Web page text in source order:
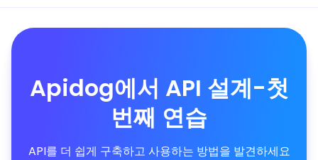
Apidog에서 API 설계-첫
번째 연습
API를 더 쉽게 구축하고 사용하는 방법을 발견하세요